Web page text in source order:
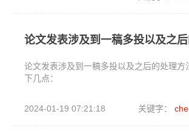
论文发表涉及到一稿多投以及之
论文发表涉及到一稿多投以及之后的处理
下几点：
2024-01-19 07:21:18 关键字：